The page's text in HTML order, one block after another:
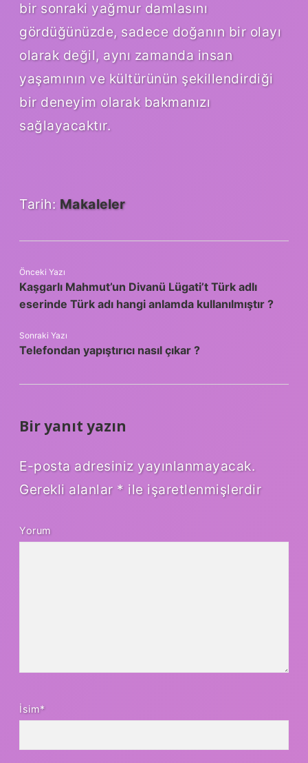
bir sonraki yağmur damlasını
gördüğünüzde, sadece doğanın bir olayı
olarak değil, aynı zamanda insan
yaşamının ve kültürünün şekillendirdiği
bir deneyim olarak bakmanızı
sağlayacaktır.
Tarih: Makaleler
Önceki Yazı
Kaşgarlı Mahmut’un Divanü Lügati’t Türk adlı
eserinde Türk adı hangi anlamda kullanılmıştır ?
Sonraki Yazı
Telefondan yapıştırıcı nasıl çıkar ?
Bir yanıt yazın
E-posta adresiniz yayınlanmayacak.
Gerekli alanlar * ile işaretlenmişlerdir
Yorum
İsim*